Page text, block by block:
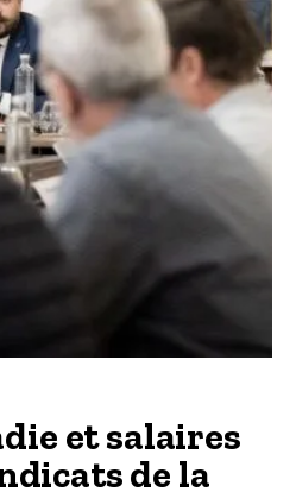
et salaires
de la